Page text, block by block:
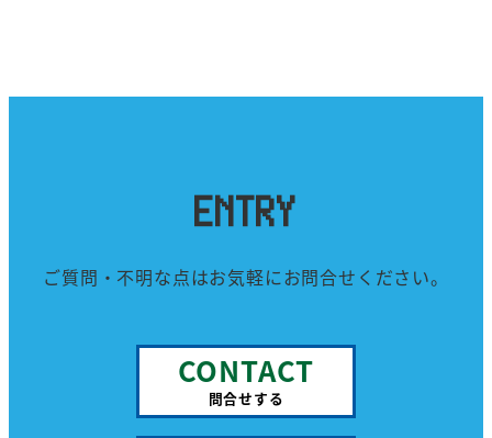
ENTRY
ご質問・不明な点はお気軽にお問合せください。
CONTACT
問合せする